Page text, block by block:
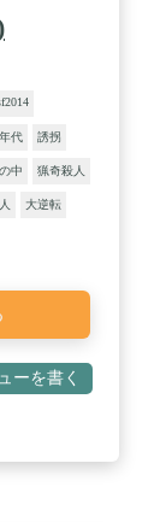
代 誘拐
中 猟奇殺人
大逆転
ーを書く